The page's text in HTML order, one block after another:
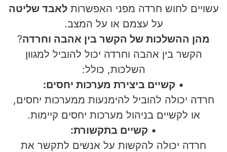
עשויים לחוש חרדה מפני האפשרותלאבד שליטה
על עצמם או על המצב.
מהן ההשלכות של הקשר בין אהבה וחרדה?
הקשר בין אהבה וחרדה יכול להוביל למגוון
השלכות, כולל:
• קשיים ביצירת מערכות יחסים:
חרדה יכולה להוביל להימנעות ממערכות יחסים,
או לקשיים בניהול מערכות יחסים קיימות.
• קשיים בתקשורת:
חרדה יכולה להקשות על אנשים לתקשר את